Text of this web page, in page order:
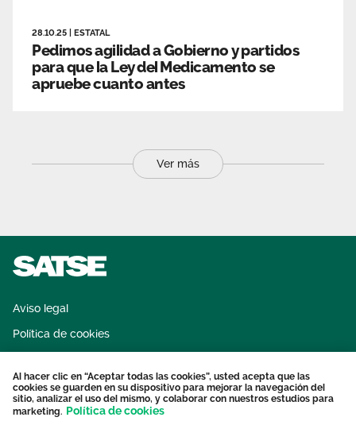
28.10.25 ESTATAL
Pedimos agilidad a Gobierno y partidos
para que la Ley del Medicamento se
apruebe cuanto antes
Ver más
Aviso legal
Política de cookies
Protección datos personales
Contacto
Al hacer clic en “Aceptar todas las cookies”, usted acepta que las
cookies se guarden en su dispositivo para mejorar la navegación del
sitio, analizar el uso del mismo, y colaborar con nuestros estudios para
marketing. Política de cookies